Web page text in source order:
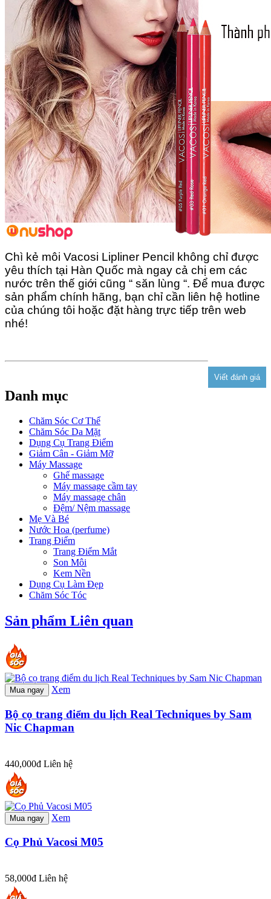
Chì kẻ môi Vacosi Lipliner Pencil không chỉ được
yêu thích tại Hàn Quốc mà ngay cả chị em các
nước trên thế giới cũng “ săn lùng “. Để mua được
sản phẩm chính hãng, bạn chỉ cần liên hệ hotline
của chúng tôi hoặc đặt hàng trực tiếp trên web
nhé!
Danh mục
Chăm Sóc Cơ Thể
Chăm Sóc Da Mặt
Dụng Cụ Trang Điểm
Giảm Cân - Giảm Mỡ
Máy Massage
Ghế massage
Máy massage cầm tay
Máy massage chân
Đệm/ Nệm massage
Mẹ Và Bé
Nước Hoa (perfume)
Trang Điểm
Trang Điểm Mắt
Son Môi
Kem Nền
Dụng Cụ Làm Đẹp
Chăm Sóc Tóc
Sản phẩm Liên quan
Mua ngay Xem
Bộ cọ trang điểm du lịch Real Techniques by Sam
Nic Chapman
440,000đ Liên hệ
Mua ngay Xem
Cọ Phủ Vacosi M05
58,000đ Liên hệ